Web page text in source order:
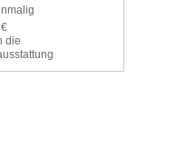
die